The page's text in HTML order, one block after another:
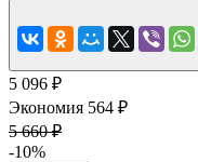
5 096 ₽
Экономия 564 ₽
5 660 ₽
-10%